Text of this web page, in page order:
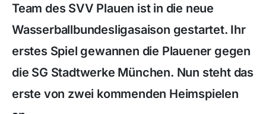
Team des SVV Plauen ist in die neue
Wasserballbundesligasaison gestartet. Ihr
erstes Spiel gewannen die Plauener gegen
die SG Stadtwerke München. Nun steht das
erste von zwei kommenden Heimspielen